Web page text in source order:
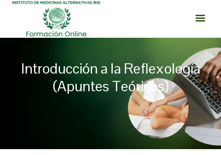
contenido
Introducción a la Reflexología
(Apuntes Teóricos)